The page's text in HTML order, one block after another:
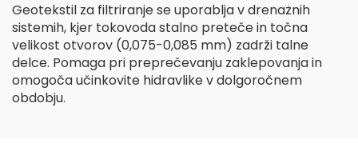
Geotekstil za filtriranje se uporablja v drenażnih
sistemih, kjer tokovoda stalno preteče in točna
velikost otvorov (0,075-0,085 mm) zadrži talne
delce. Pomaga pri preprečevanju zaklepovanja in
omogoča učinkovite hidravlike v dolgoročnem
obdobju.